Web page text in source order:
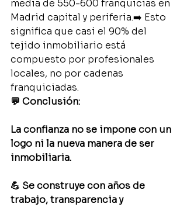
media de 550-600 franquicias en
Madrid capital y periferia.➡️ Esto
significa que casi el 90% del
tejido inmobiliario está
compuesto por profesionales
locales, no por cadenas
franquiciadas.
💬 Conclusión:
La confianza no se impone con un
logo ni la nueva manera de ser
inmobiliaria.
💪 Se construye con años de
trabajo, transparencia y